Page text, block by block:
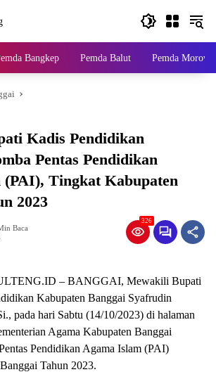
Bangkep Pemda Balut Pemda
Kadis Pendidikan
Pentas Pendidikan
(PAI), Tingkat Kabupaten
2023
Baca
326
– BANGGAI, Mewakili Bupati
Kabupaten Banggai Syafrudin
pada hari Sabtu (14/10/2023) di halaman
Agama Kabupaten Banggai
Pendidikan Agama Islam (PAI)
Tahun 2023.